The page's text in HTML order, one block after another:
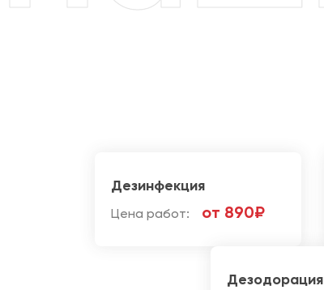
Дезинфекция
Цена работ: от 890₽
Дезодорация